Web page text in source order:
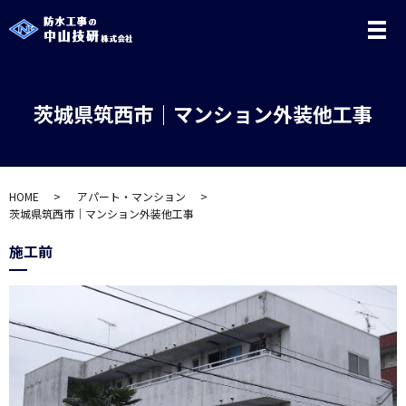
メ
茨城県筑西市｜マンション外装他工事
HOME
アパート・マンション
茨城県筑西市｜マンション外装他工事
施工前